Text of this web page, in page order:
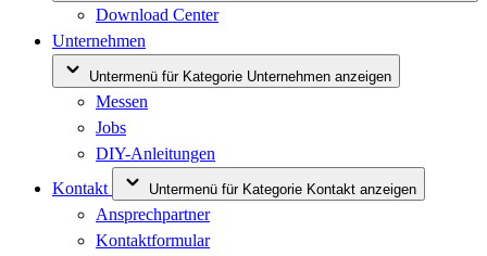
Download Center
Unternehmen
Untermenü für Kategorie Unternehmen anzeigen
Messen
Jobs
DIY-Anleitungen
Kontakt
Untermenü für Kategorie Kontakt anzeigen
Ansprechpartner
Kontaktformular